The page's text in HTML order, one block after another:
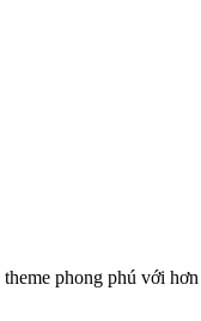
phong phú với